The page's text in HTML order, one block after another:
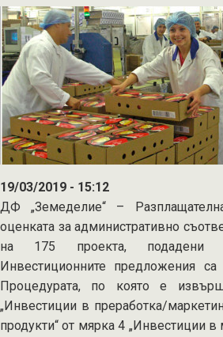
помощ
за
млади
земеделски
стопани“
19/03/2019 - 15:12
ДФ „Земеделие“ –
оценката за административно
на 175 проекта, подадени
Инвестиционните предложения
Процедурата, по която е
„Инвестиции в преработка/
продукти“ от мярка 4 „Инвестиции в